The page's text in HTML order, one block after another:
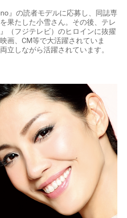
』の読者モデルに応募し、同誌専
果たした小雪さん。その後、テレ
（フジテレビ）のヒロインに抜擢
画、CM等で大活躍されていま
立しながら活躍されています。